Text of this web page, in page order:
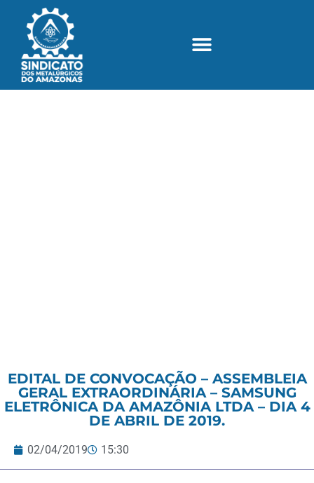
EDITAL DE CONVOCAÇÃO – ASSEMBLEIA
GERAL EXTRAORDINÁRIA – SAMSUNG
ELETRÔNICA DA AMAZÔNIA LTDA – DIA 4
DE ABRIL DE 2019.
02/04/2019 15:30